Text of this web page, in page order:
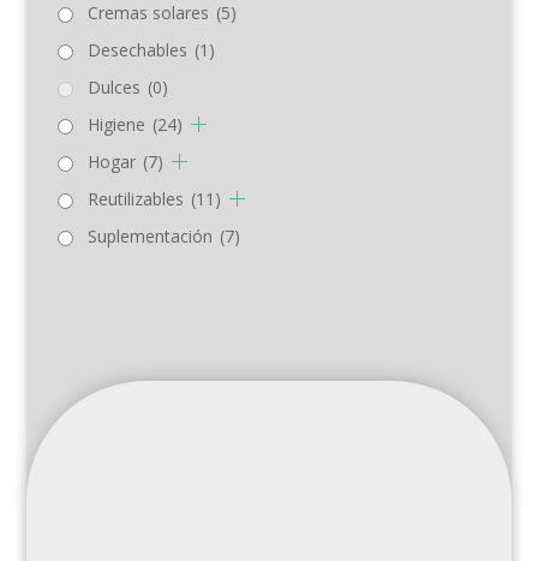
Cremas solares (5)
Desechables (1)
Dulces (0)
Higiene (24)
Hogar (7)
Reutilizables (11)
Suplementación (7)